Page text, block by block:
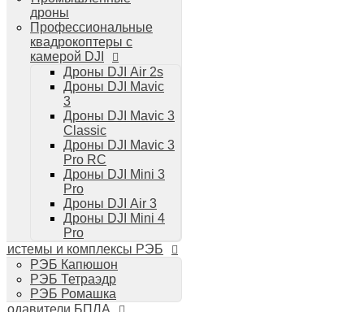
Зарядные устройства для дронов
Пульты для дронов
Пропеллеры для дронов
Кейсы для дронов
Тепловизионные бинокли
Тепловизионные прицелы
Аккумуляторы для дронов
Телевизоры
Телевизоры
Цифровая техника
Техника Apple
Телефоны iPhone
Планшеты iPad
Компьютеры Mac
Аудиотехника
Стайлеры для волос Dyson
дроны
Профессиональные
квадрокоптеры с
камерой DJI
Дроны DJI Air 2s
Дроны DJI Mavic
3
Дроны DJI Mavic 3
Classic
Дроны DJI Mavic 3
Pro RC
Дроны DJI Mini 3
Pro
Дроны DJI Air 3
Дроны DJI Mini 4
Pro
и комплексы РЭБ
РЭБ Капюшон
РЭБ Тетраэдр
РЭБ Ромашка
БПЛА